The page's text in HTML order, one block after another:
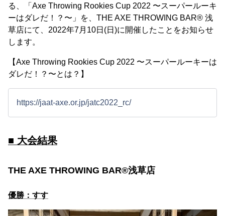
る、「Axe Throwing Rookies Cup 2022 〜スーパールーキ
ーはダレだ！？〜」を、THE AXE THROWING BAR®︎ 浅
草店にて、2022年7月10日(日)に開催したことをお知らせ
します。
【Axe Throwing Rookies Cup 2022 〜スーパールーキーは
ダレだ！？〜とは？】
https://jaat-axe.or.jp/jatc2022_rc/
■ 大会結果
THE AXE THROWING BAR®︎浅草店
優勝：すす